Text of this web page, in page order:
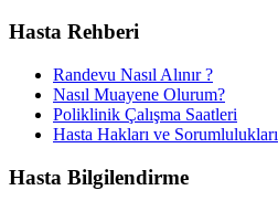
Hasta Rehberi
Randevu Nasıl Alınır ?
Nasıl Muayene Olurum?
Poliklinik Çalışma Saatleri
Hasta Hakları ve Sorumlulukları
Hasta Bilgilendirme